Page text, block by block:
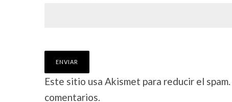
Este sitio usa Akismet para reducir el spam.
comentarios.